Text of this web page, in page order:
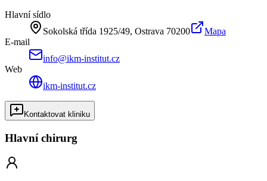
Hlavní sídlo
Sokolská třída 1925/49, Ostrava 70200
Mapa
E-mail
info@ikm-institut.cz
Web
ikm-institut.cz
Kontaktovat kliniku
Hlavní chirurg